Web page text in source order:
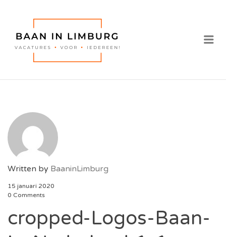
VACATURES IN
Written by BaaninLimburg
15 januari 2020
0 Comments
cropped-Logos-Baan-